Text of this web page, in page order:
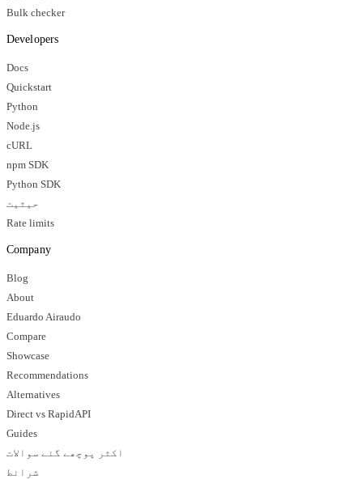
Bulk checker
Developers
Docs
Quickstart
Python
Node.js
cURL
npm SDK
Python SDK
حیثیت
Rate limits
Company
Blog
About
Eduardo Airaudo
Compare
Showcase
Recommendations
Alternatives
Direct vs RapidAPI
Guides
اکثر پوچھے گئے سوالات
شرائط